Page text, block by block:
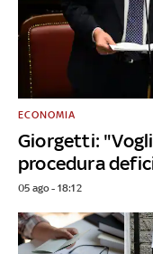
Giorgetti:
procedura
ECONOMIA
05 ago - 18:12